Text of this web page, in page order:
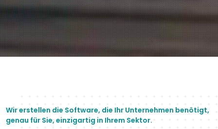
Wir erstellen die Software, die Ihr Unternehmen benötigt,
genau für Sie, einzigartig in Ihrem Sektor.